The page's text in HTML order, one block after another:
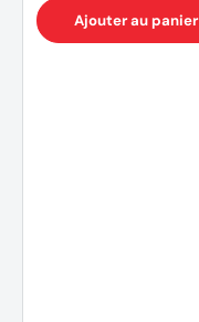
Ajouter au panier